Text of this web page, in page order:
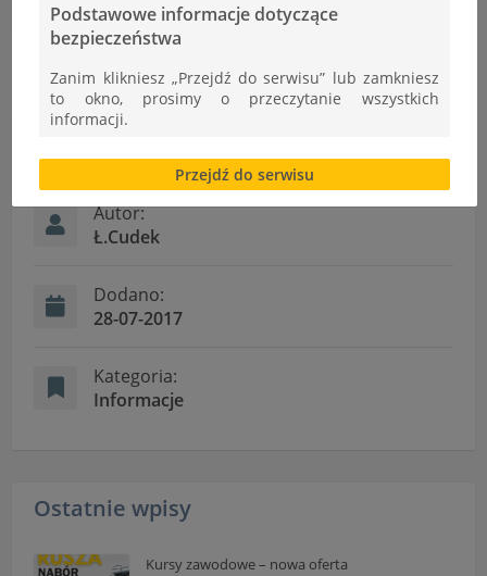
Autor:
Ł.Cudek
Dodano:
28-07-2017
Kategoria:
Informacje
Ostatnie wpisy
Kursy zawodowe – nowa oferta
Podstawowe informacje dotyczące
bezpieczeństwa
Zanim klikniesz „Przejdź do serwisu” lub zamkniesz
to okno, prosimy o przeczytanie wszystkich
informacji.
Brak zgody bądź ograniczenie funkcjonalności plików
cookies lub local storage, może utrudnić lub
uniemożliwić korzystanie z Serwisu.
Informacje dotyczące polityki prywatności oraz
"Nasza szkoła" > "Bezpieczeństwo"
Przejdź do serwisu